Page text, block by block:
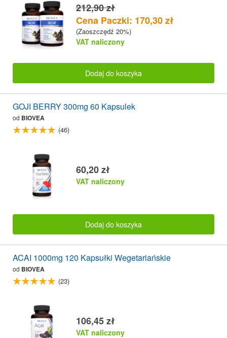
212,90 zł
Cena Paczki: 170,30 zł
(Zaoszczędź 20%)
VAT naliczony
Dodaj do koszyka
GOJI BERRY 300mg 60 Kapsulek
od BIOVEA
(46)
60,20 zł
VAT naliczony
Dodaj do koszyka
ACAI 1000mg 120 Kapsułki Wegetariańskie
od BIOVEA
(23)
106,45 zł
VAT naliczony